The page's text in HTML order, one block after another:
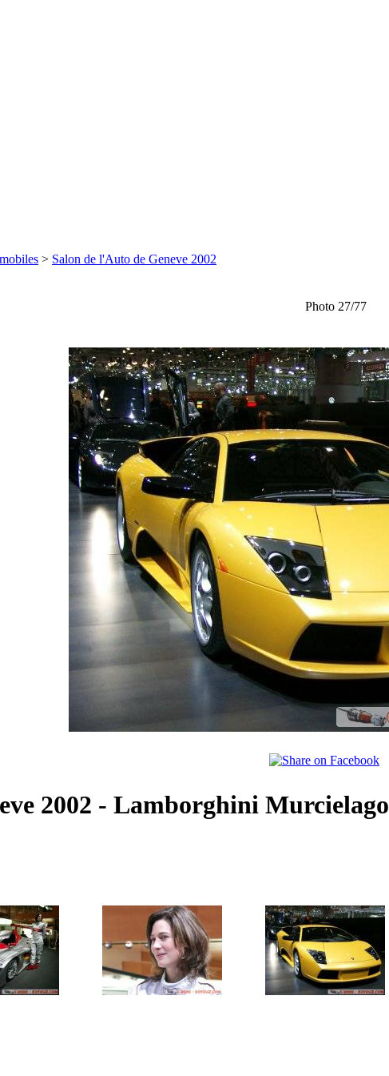
> Salon de l'Auto de Geneve 2002
Photo 27/77
2002 - Lamborghini Murcielago